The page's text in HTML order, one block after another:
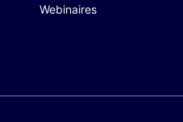
Webinaires